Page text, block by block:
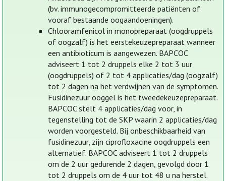
(bv. immunogecompromitteerde patiënten of
vooraf bestaande oogaandoeningen).
Chlooramfenicol in monopreparaat (oogdruppels
of oogzalf) is het eerstekeuzepreparaat wanneer
een antibioticum is aangewezen. BAPCOC
adviseert 1 tot 2 druppels elke 2 tot 3 uur
(oogdruppels) of 2 tot 4 applicaties/dag (oogzalf)
tot 2 dagen na het verdwijnen van de symptomen.
Fusidinezuur ooggel is het tweedekeuzepreparaat.
BAPCOC stelt 4 applicaties/dag voor, in
tegenstelling tot de SKP waarin 2 applicaties/dag
worden voorgesteld. Bij onbeschikbaarheid van
fusidinezuur, zijn ciprofloxacine oogdruppels een
alternatief. BAPCOC adviseert 1 tot 2 druppels
om de 2 uur gedurende 2 dagen, gevolgd door 1
tot 2 druppels om de 4 uur tot 48 u na herstel.